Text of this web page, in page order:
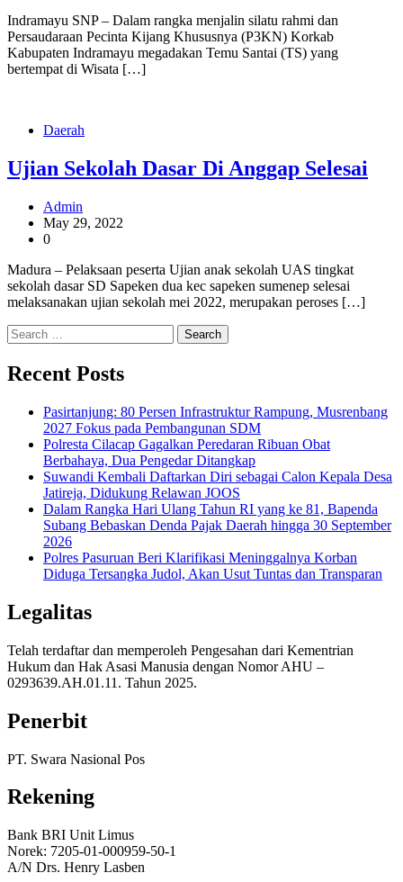
Indramayu SNP – Dalam rangka menjalin silatu rahmi dan
Persaudaraan Pecinta Kijang Khususnya (P3KN) Korkab
Kabupaten Indramayu megadakan Temu Santai (TS) yang
bertempat di Wisata […]
Daerah
Ujian Sekolah Dasar Di Anggap Selesai
Admin
May 29, 2022
0
Madura – Pelaksaan peserta Ujian anak sekolah UAS tingkat
sekolah dasar SD Sapeken dua kec sapeken sumenep selesai
melaksanakan ujian sekolah mei 2022, merupakan peroses […]
Search
for:
Recent Posts
Pasirtanjung: 80 Persen Infrastruktur Rampung, Musrenbang
2027 Fokus pada Pembangunan SDM
Polresta Cilacap Gagalkan Peredaran Ribuan Obat
Berbahaya, Dua Pengedar Ditangkap
Suwandi Kembali Daftarkan Diri sebagai Calon Kepala Desa
Jatireja, Didukung Relawan JOOS
Dalam Rangka Hari Ulang Tahun RI yang ke 81, Bapenda
Subang Bebaskan Denda Pajak Daerah hingga 30 September
2026
Polres Pasuruan Beri Klarifikasi Meninggalnya Korban
Diduga Tersangka Judol, Akan Usut Tuntas dan Transparan
Legalitas
Telah terdaftar dan memperoleh Pengesahan dari Kementrian
Hukum dan Hak Asasi Manusia dengan Nomor AHU –
0293639.AH.01.11. Tahun 2025.
Penerbit
PT. Swara Nasional Pos
Rekening
Bank BRI Unit Limus
Norek: 7205-01-000959-50-1
A/N Drs. Henry Lasben